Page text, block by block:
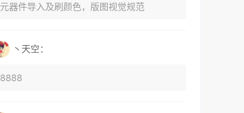
元器件导入及刷颜色，版图视觉规范
丶天空：
8888